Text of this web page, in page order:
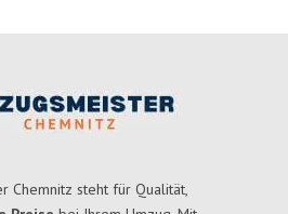
Chemnitz steht für Qualität,